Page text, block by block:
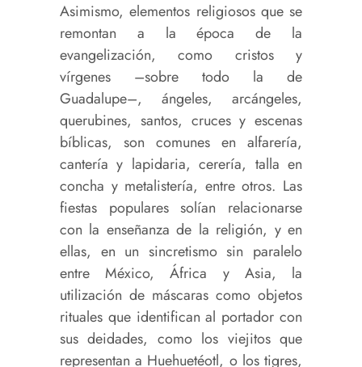
Asimismo, elementos religiosos que se
remontan a la época de la
evangelización, como cristos y
vírgenes –sobre todo la de
Guadalupe–, ángeles, arcángeles,
querubines, santos, cruces y escenas
bíblicas, son comunes en alfarería,
cantería y lapidaria, cerería, talla en
concha y metalistería, entre otros. Las
fiestas populares solían relacionarse
con la enseñanza de la religión, y en
ellas, en un sincretismo sin paralelo
entre México, África y Asia, la
utilización de máscaras como objetos
rituales que identifican al portador con
sus deidades, como los viejitos que
representan a Huehuetéotl, o los tigres,